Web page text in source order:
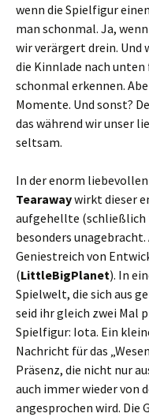
wenn die Spielfigur
man schonmal. Ja,
wir verärgert drein. Und
die Kinnlade nach
schonmal erkennen.
Momente. Und sonst?
das während wir unser
seltsam.
In der enorm
Tearawaywirkt dieser
aufgehellte (schließlich
besonders
Geniestreich von
(LittleBigPlanet). In
Spielwelt, die sich aus
seid ihr gleich zwei Mal
Spielfigur: Iota. Ein
Nachricht für das
Präsenz, die nicht nur
auch immer wieder von
angesprochen wird. Die